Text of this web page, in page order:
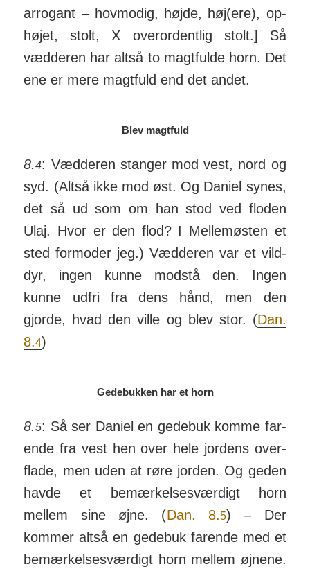
arro­gant – hov­modig, højde, høj(ere), op­
højet, stolt, X over­or­dentlig stolt.] Så
vædderen har altså to magt­fulde horn. Det
ene er mere magt­fuld end det andet.
Blev magtfuld
8.4: Væd­deren stanger mod vest, nord og
syd. (Altså ikke mod øst. Og Da­niel synes,
det så ud som om han stod ved floden
Ulaj. Hvor er den flod? I Mel­­lem­­østen et
sted for­­moder jeg.) Væd­­deren var et vild­
dyr, ingen kunne mod­stå den. Ingen
kunne ud­­fri fra dens hånd, men den
gjorde, hvad den ville og blev stor. (Dan.
8.4)
Gedebukken har et horn
8.5: Så ser Daniel en gede­buk komme far­
ende fra vest hen over hele jordens over­
flade, men uden at røre jorden. Og geden
havde et be­mær­kel­ses­vær­digt horn
mellem sine øjne. (Dan. 8.5) – Der
kommer altså en gede­buk far­ende med et
be­mær­kel­ses­vær­digt horn mellem øj­nene.